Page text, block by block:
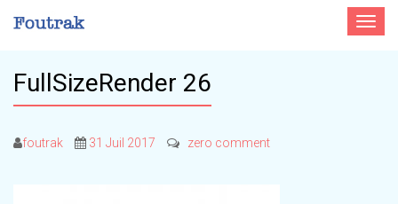
Toggle
FullSizeRender 26
foutrak 31 Juil 2017 zero comment